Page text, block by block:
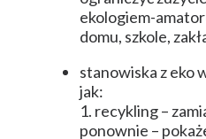
ekologiem-
domu, szkole,
stanowiska z eko
jak:
1. recykling –
ponownie –